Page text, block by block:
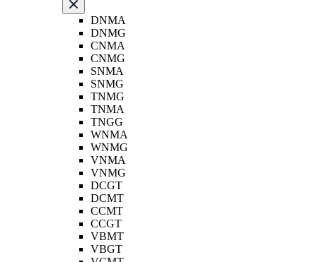
DNMA
DNMG
CNMA
CNMG
SNMA
SNMG
TNMG
TNMA
TNGG
WNMA
WNMG
VNMA
VNMG
DCGT
DCMT
CCMT
CCGT
VBMT
VBGT